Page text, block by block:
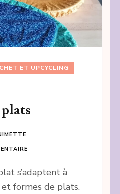
ET UPCYCLING
s’adaptent à
formes de plats.